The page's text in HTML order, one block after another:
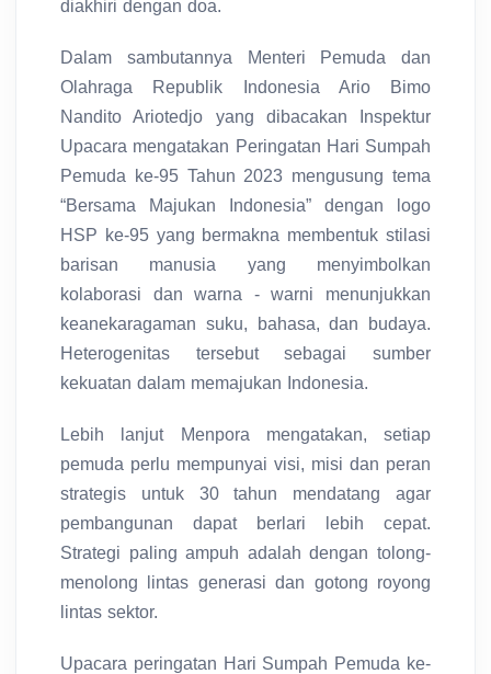
diakhiri dengan doa.
Dalam sambutannya Menteri Pemuda dan
Olahraga Republik Indonesia Ario Bimo
Nandito Ariotedjo yang dibacakan Inspektur
Upacara mengatakan Peringatan Hari Sumpah
Pemuda ke-95 Tahun 2023 mengusung tema
“Bersama Majukan Indonesia” dengan logo
HSP ke-95 yang bermakna membentuk stilasi
barisan manusia yang menyimbolkan
kolaborasi dan warna - warni menunjukkan
keanekaragaman suku, bahasa, dan budaya.
Heterogenitas tersebut sebagai sumber
kekuatan dalam memajukan Indonesia.
Lebih lanjut Menpora mengatakan, setiap
pemuda perlu mempunyai visi, misi dan peran
strategis untuk 30 tahun mendatang agar
pembangunan dapat berlari lebih cepat.
Strategi paling ampuh adalah dengan tolong-
menolong lintas generasi dan gotong royong
lintas sektor.
Upacara peringatan Hari Sumpah Pemuda ke-